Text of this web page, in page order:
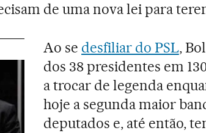
de uma nova lei para
Ao se desfiliar do PSL,
dos 38 presidentes em
a trocar de legenda
hoje a segunda maior
deputados e, até então,